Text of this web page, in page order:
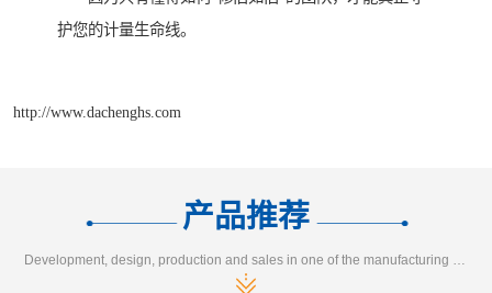
护您的计量生命线。
http://www.dachenghs.com
产品推荐